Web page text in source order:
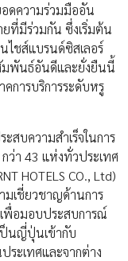
ดความร่วมมืออัน
ที่มีร่วมกัน ซึ่งเริ่มต้น
ไชส์แบรนด์ซิสเลอร์
มพันธ์อันดีและยั่งยืนนี้
การบริการระดับหรู
บความสำเร็จในการ
ว่า 43 แห่งทั่วประเทศ
HOTELS CO., Ltd)
มเชี่ยวชาญด้านการ
เพื่อมอบประสบการณ์
ป็นญี่ปุ่นเข้ากับ
ระเทศและจากต่าง